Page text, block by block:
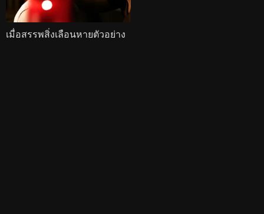
เมื่อสรรพสิ่งเลือนหายตัวอย่าง